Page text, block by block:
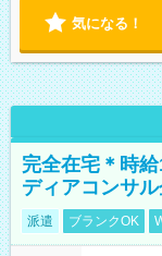
気になる！
完全在宅＊時
ディアコンサ
派遣 ブランクOK